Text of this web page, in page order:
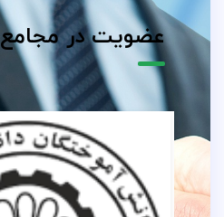
عضویت در مجامع